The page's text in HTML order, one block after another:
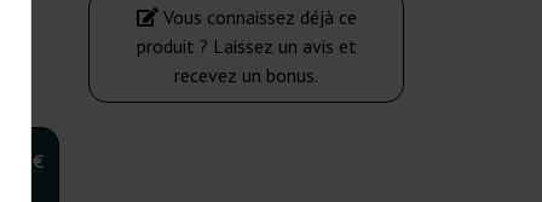
€
Vous connaissez déjà ce
produit ? Laissez un avis et
recevez un bonus.